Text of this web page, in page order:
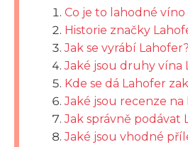
Co je to lahodné víno
Historie značky
Jak se vyrábí Lahofer?
Jaké jsou druhy vína
Kde se dá Lahofer
Jaké jsou recenze na
Jak správně podávat
Jaké jsou vhodné